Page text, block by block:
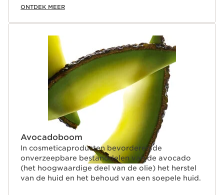
ONTDEK MEER
Avocadoboom
In cosmeticaproducten bevorderen de
onverzeepbare bestanddelen van de avocado
(het hoogwaardige deel van de olie) het herstel
van de huid en het behoud van een soepele huid.